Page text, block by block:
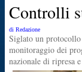
Controlli
di Redazione
Siglato un
monitoraggio dei
nazionale di ripresa